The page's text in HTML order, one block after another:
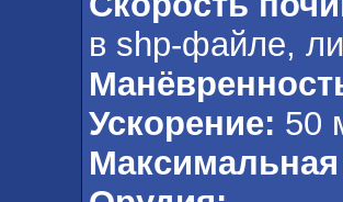
в shp-файле,
Ускорение: 50